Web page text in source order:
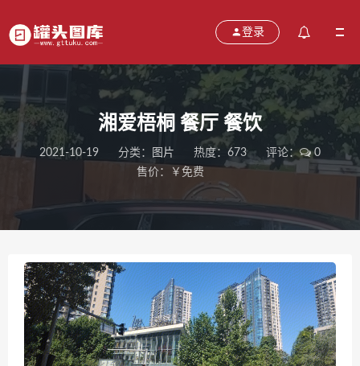
登录
湘爱梧桐 餐厅 餐饮
2021-10-19 分类： 图片 热度：673 评论：
0
售价：￥免费